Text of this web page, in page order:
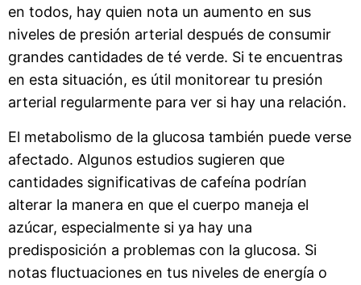
en todos, hay quien nota un aumento en sus
niveles de presión arterial después de consumir
grandes cantidades de té verde. Si te encuentras
en esta situación, es útil monitorear tu presión
arterial regularmente para ver si hay una relación.
El metabolismo de la glucosa también puede verse
afectado. Algunos estudios sugieren que
cantidades significativas de cafeína podrían
alterar la manera en que el cuerpo maneja el
azúcar, especialmente si ya hay una
predisposición a problemas con la glucosa. Si
notas fluctuaciones en tus niveles de energía o